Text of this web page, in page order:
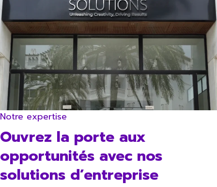
Notre expertise
Ouvrez la porte aux
opportunités avec nos
solutions d’entreprise